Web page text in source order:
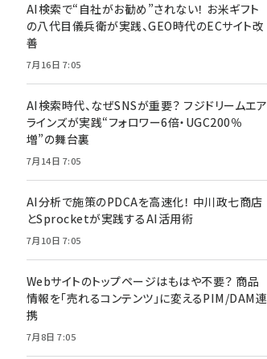
AI検索で“自社がお勧め”されない！ お米ギフト
の八代目儀兵衛が実践、GEO時代のECサイト改
善
7月16日 7:05
AI検索時代、なぜSNSが重要？ フジドリームエア
ラインズが実践“フォロワー6倍・UGC200％
増”の舞台裏
7月14日 7:05
AI分析で施策のPDCAを高速化！ 中川政七商店
とSprocketが実践するAI活用術
7月10日 7:05
Webサイトのトップページはもはや不要？ 商品
情報を「売れるコンテンツ」に変えるPIM/DAM連
携
7月8日 7:05